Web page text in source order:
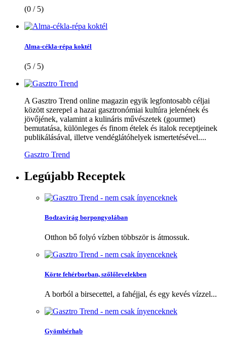
(0 / 5)
Alma-cékla-répa koktél
(5 / 5)
A Gasztro Trend online magazin egyik legfontosabb céljai
között szerepel a hazai gasztronómiai kultúra jelenének és
jövőjének, valamint a kulináris művészetek (gourmet)
bemutatása, különleges és finom ételek és italok receptjeinek
publikálásával, illetve vendéglátóhelyek ismertetésével....
Gasztro Trend
Legújabb Receptek
Bodzavirág borpongyolában
Otthon bő folyó vízben többször is átmossuk.
Körte fehérborban, szőlőlevelekben
A borból a birsecettel, a fahéjjal, és egy kevés vízzel...
Gyömbérhab